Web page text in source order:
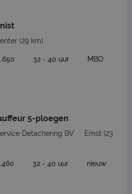
(29 km)
32 - 40 uur MBO
5-ploegen
Detachering BV Emst (23
32 - 40 uur nieuw